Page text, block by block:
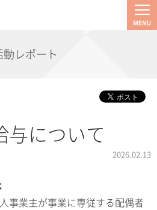
動レポート
与について
2026.02.13
事業主が事業に専従する配偶者